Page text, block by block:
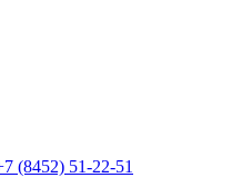
(8452) 51-22-51